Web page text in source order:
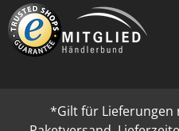
*Gilt für Lieferungen